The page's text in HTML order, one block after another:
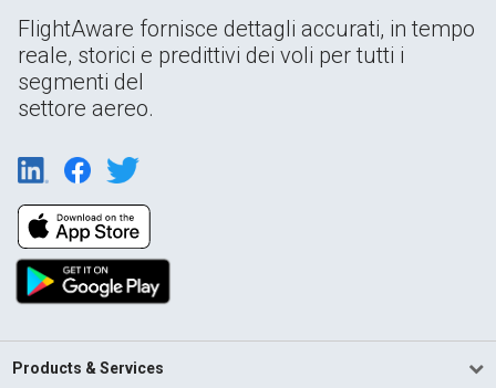
FlightAware fornisce dettagli accurati, in tempo
reale, storici e predittivi dei voli per tutti i
segmenti del
settore aereo.
Products & Services